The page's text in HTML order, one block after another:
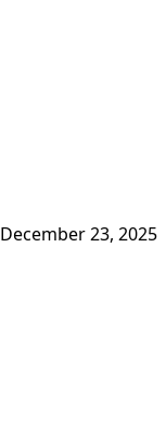
December 23, 2025